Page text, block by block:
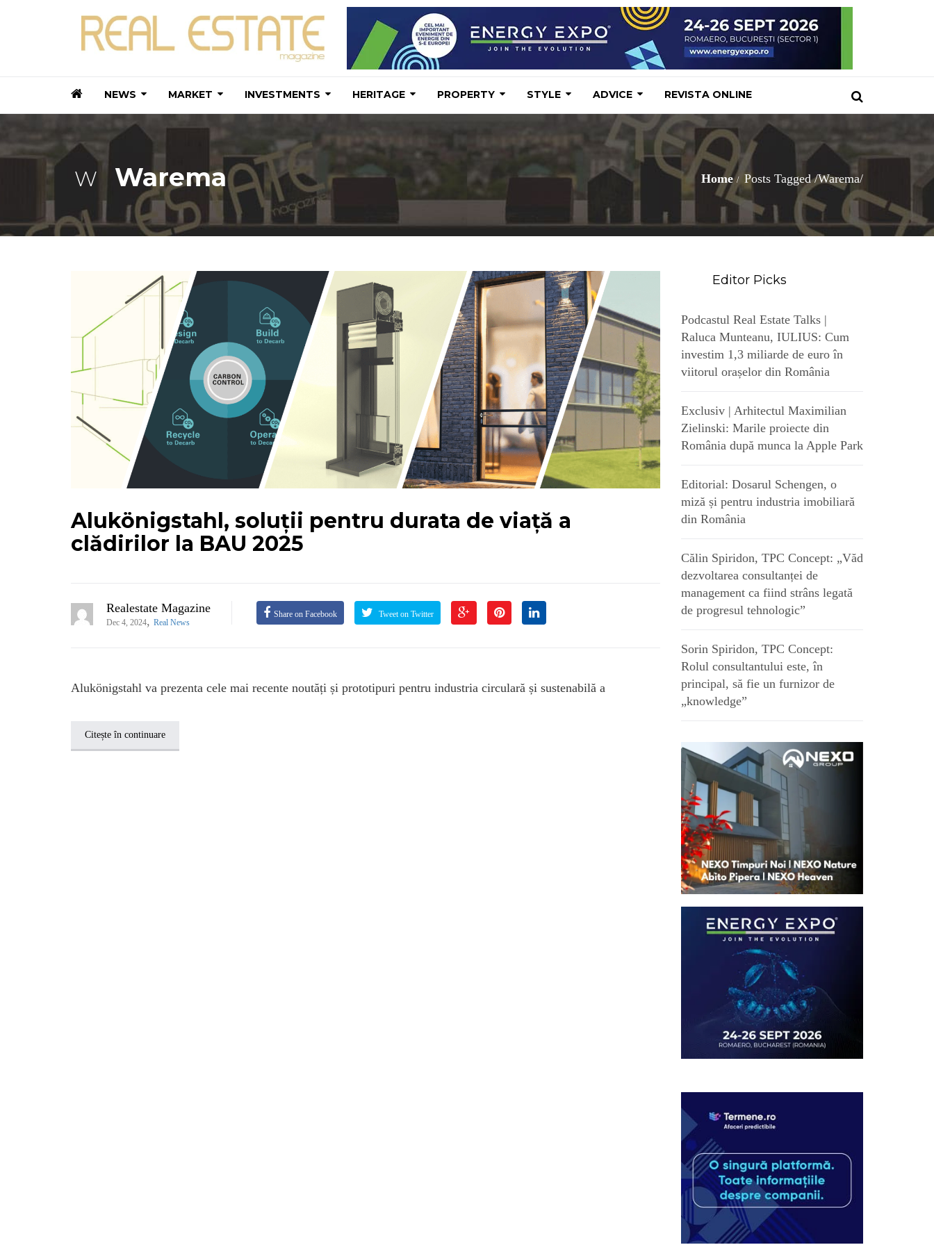
NEWS MARKET INVESTMENTS HERITAGE PROPERTY STYLE ADVICE REVISTA ONLINE
W Warema Home Posts Tagged/Warema/
Alukönigstahl, soluții pentru durata de viață a
clădirilor la BAU 2025
Realestate Magazine
Dec 4, 2024, Real News
Share on Facebook Tweet on Twitter
Alukönigstahl va prezenta cele mai recente noutăți și prototipuri pentru industria circulară și sustenabilă a
Citește în continuare
Editor Picks
Podcastul Real Estate Talks |
Raluca Munteanu, IULIUS: Cum
investim 1,3 miliarde de euro în
viitorul orașelor din România
Exclusiv | Arhitectul Maximilian
Zielinski: Marile proiecte din
România după munca la Apple Park
Editorial: Dosarul Schengen, o
miză și pentru industria imobiliară
din România
Călin Spiridon, TPC Concept: „Văd
dezvoltarea consultanței de
management ca fiind strâns legată
de progresul tehnologic”
Sorin Spiridon, TPC Concept:
Rolul consultantului este, în
principal, să fie un furnizor de
„knowledge”